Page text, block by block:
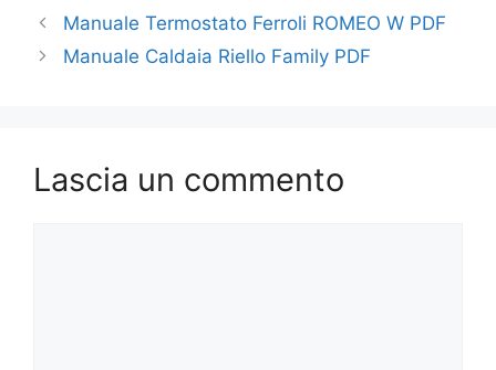
Manuale Termostato Ferroli ROMEO W PDF
Manuale Caldaia Riello Family PDF
Lascia un commento